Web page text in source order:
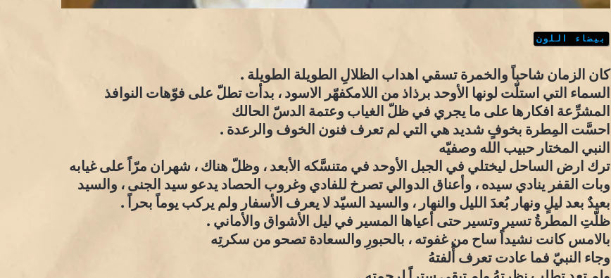
بيضاء اللون
كان الزمان شاحباً والخمرة تسقي اهداب الظلالِ الطويلة الطويلة .
السماء التي استلّت لونها الأوحد برذاذ من اللامكفهّر الاسود ، بدأت تطلّ على فوّهات النوافذ
المشرِّعة افكارها على ما يجري في ظلّ الغياب وعتمة الدسّ الحالك
احسَّت المِطرة بخوفٍ شديد هي التي لم تعرف فنون الخوف والرعدة .
النبي المختار حبيب الله وصفيّه
ترك ارض الساحل ليختلي في الجبل الأوحد في متنسَّكه الأبعد ، وظلّ هناك ، شهران مرّاً على غيابه
وبات القفر ينادي سيده ، وأعناق الدوالي تصرخ للفادي وغروب الحصاد يدعو سيد الجنى ، والسيد
بعيدٌ بعد ليلٍ ونهار بُعدَ الليل والنهار ، والسيد السيّد لا يعرف الأسفار ولم يركب يوماً بحراً .
ظلّتِ المطرةُ تسير وتسير حتى أعياها المسير في ليل الأشواق والأماني .
بالامس كانت نشيداً ساح من غفوته ، بالحبورِ والسعادة تصحو من سكرتِه
وجاء النبيّ فما عادت تعرف أُلفتهُ